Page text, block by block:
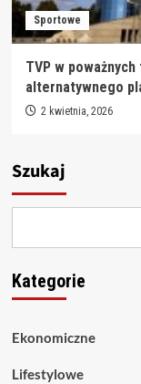
Sportowe
TVP w
alternatywnego
2 kwietnia, 2026
Szukaj
Kategorie
Ekonomiczne
Lifestylowe